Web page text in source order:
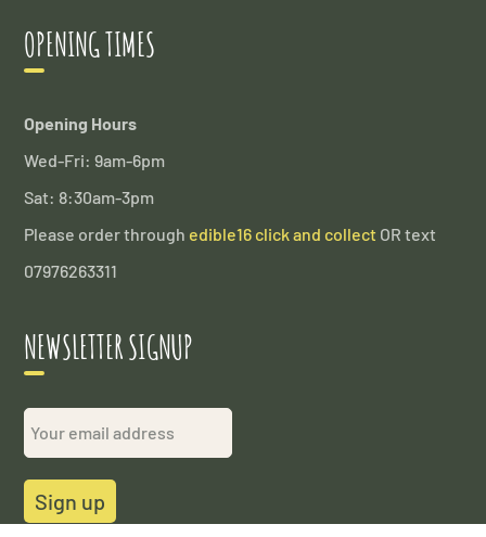
OPENING TIMES
Opening Hours
Wed-Fri: 9am-6pm
Sat: 8:30am-3pm
Please order through edible16 click and collect OR text
07976263311
NEWSLETTER SIGNUP